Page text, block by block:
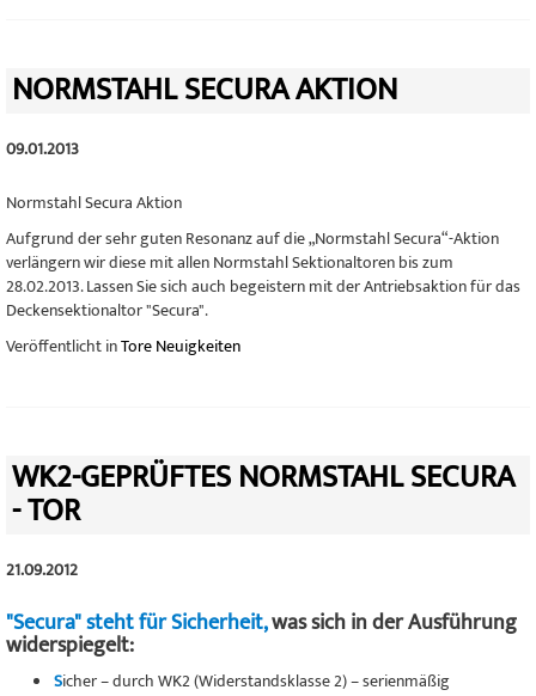
NORMSTAHL SECURA AKTION
09.01.2013
Normstahl Secura Aktion
Aufgrund der sehr guten Resonanz auf die „Normstahl Secura“-Aktion
verlängern wir diese mit allen Normstahl Sektionaltoren bis zum
28.02.2013. Lassen Sie sich auch begeistern mit der Antriebsaktion für das
Deckensektionaltor "Secura".
Veröffentlicht inTore Neuigkeiten
WK2-GEPRÜFTES NORMSTAHL SECURA
- TOR
21.09.2012
"Secura" steht für Sicherheit,was sich in der Ausführung
widerspiegelt:
Sicher – durch WK2 (Widerstandsklasse 2) – serienmäßig